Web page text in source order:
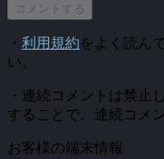
コメントする
・ 利用規約をよく読ん
い。
・連続コメントは禁止
することで、連続コメ
お客様の端末情報